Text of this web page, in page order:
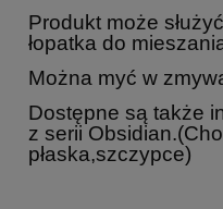
Produkt może
łopatka do
Można myć w
Dostępne są także
z serii
płaska,szczypce)